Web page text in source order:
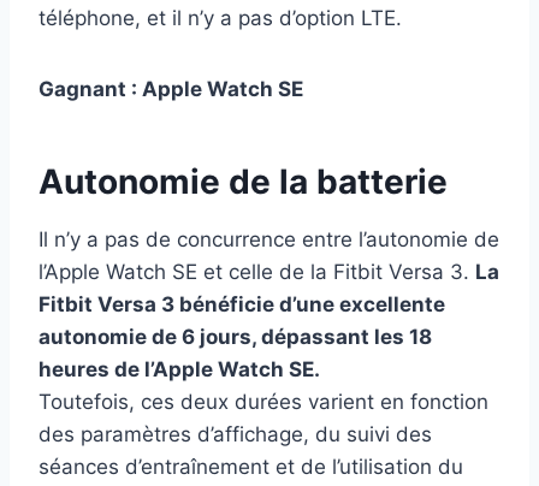
téléphone, et il n’y a pas d’option LTE.
Gagnant : Apple Watch SE
Autonomie de la batterie
Il n’y a pas de concurrence entre l’autonomie de
l’Apple Watch SE et celle de la Fitbit Versa 3. La
Fitbit Versa 3 bénéficie d’une excellente
autonomie de 6 jours, dépassant les 18
heures de l’Apple Watch SE.
Toutefois, ces deux durées varient en fonction
des paramètres d’affichage, du suivi des
séances d’entraînement et de l’utilisation du